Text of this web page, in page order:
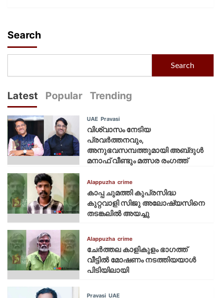
Search
Search
Latest Popular Trending
UAE Pravasi
വിശ്വാസം നേടിയ
പ്രവർത്തനവും,
അനുഭവസമ്പത്തുമായി അബ്‌ദുൾ
മനാഫ് വീണ്ടും മത്സര രംഗത്ത്
Alappuzha crime
കാപ്പ ചുമത്തി കുപ്രസിദ്ധ
കുറ്റവാളി സിജു അലോഷ്യസിനെ
തടങ്കലിൽ അയച്ചു
Alappuzha crime
ചേർത്തല കാളികുളം ഭാഗത്ത്
വീട്ടിൽ മോഷണം നടത്തിയയാൾ
പിടിയിലായി
Pravasi UAE